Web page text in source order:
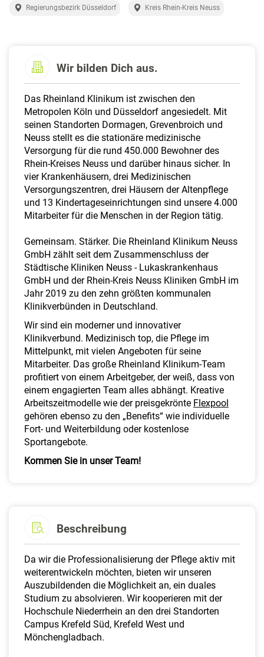
Regierungsbezirk Düsseldorf Kreis Rhein-Kreis Neuss
Wir bilden Dich aus.
Das Rheinland Klinikum ist zwischen den
Metropolen Köln und Düsseldorf angesiedelt. Mit
seinen Standorten Dormagen, Grevenbroich und
Neuss stellt es die stationäre medizinische
Versorgung für die rund 450.000 Bewohner des
Rhein-Kreises Neuss und darüber hinaus sicher. In
vier Krankenhäusern, drei Medizinischen
Versorgungszentren, drei Häusern der Altenpflege
und 13 Kindertageseinrichtungen sind unsere 4.000
Mitarbeiter für die Menschen in der Region tätig.
Gemeinsam. Stärker. Die Rheinland Klinikum Neuss
GmbH zählt seit dem Zusammenschluss der
Städtische Kliniken Neuss - Lukaskrankenhaus
GmbH und der Rhein-Kreis Neuss Kliniken GmbH im
Jahr 2019 zu den zehn größten kommunalen
Klinikverbünden in Deutschland.
Wir sind ein moderner und innovativer
Klinikverbund. Medizinisch top, die Pflege im
Mittelpunkt, mit vielen Angeboten für seine
Mitarbeiter. Das große Rheinland Klinikum-Team
profitiert von einem Arbeitgeber, der weiß, dass von
einem engagierten Team alles abhängt. Kreative
Arbeitszeitmodelle wie der preisgekrönte Flexpool
gehören ebenso zu den „Benefits“ wie individuelle
Fort- und Weiterbildung oder kostenlose
Sportangebote.
Kommen Sie in unser Team!
Beschreibung
Da wir die Professionalisierung der Pflege aktiv mit
weiterentwickeln möchten, bieten wir unseren
Auszubildenden die Möglichkeit an, ein duales
Studium zu absolvieren. Wir kooperieren mit der
Hochschule Niederrhein an den drei Standorten
Campus Krefeld Süd, Krefeld West und
Mönchengladbach.